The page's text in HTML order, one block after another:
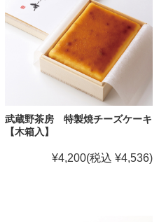
武蔵野茶房 特製焼チーズケーキ
【木箱入】
¥4,200(税込 ¥4,536)